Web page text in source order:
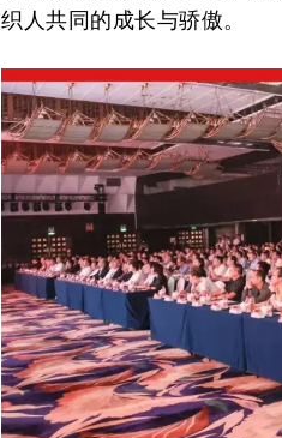
织人共同的成长与骄傲。